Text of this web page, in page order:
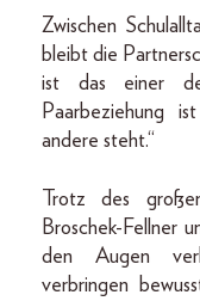
Zwischen
bleibt die
ist das einer
Paarbeziehung
andere steht.“
Trotz des
Broschek-Fellner
den Augen
verbringen